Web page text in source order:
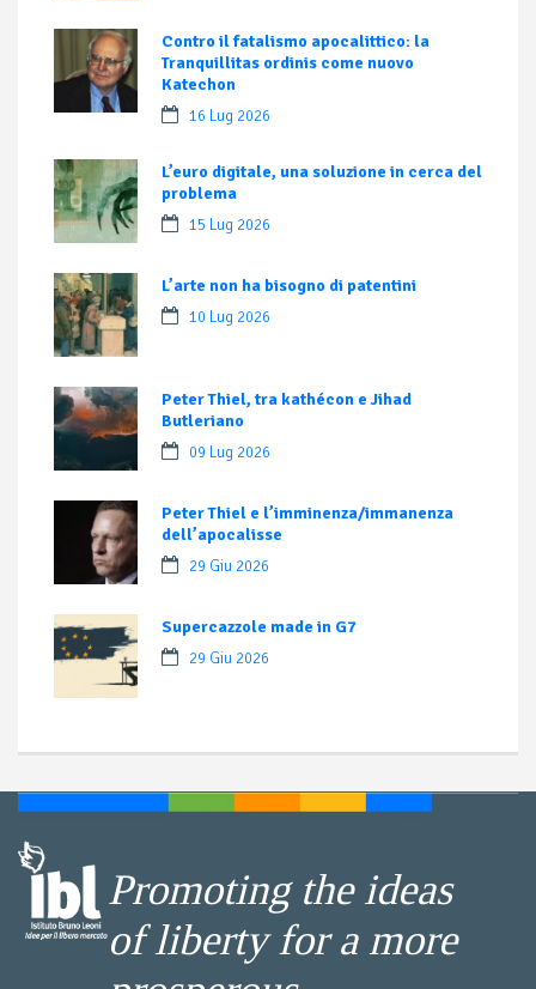
Contro il fatalismo apocalittico: la
Tranquillitas ordinis come nuovo
Katechon
16 Lug 2026
L’euro digitale, una soluzione in cerca del
problema
15 Lug 2026
L’arte non ha bisogno di patentini
10 Lug 2026
Peter Thiel, tra kathécon e Jihad
Butleriano
09 Lug 2026
Peter Thiel e l’imminenza/immanenza
dell’apocalisse
29 Giu 2026
Supercazzole made in G7
29 Giu 2026
Promoting the ideas
of liberty for a more